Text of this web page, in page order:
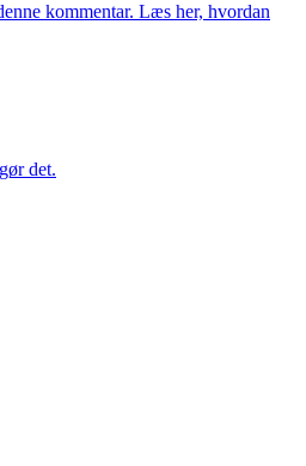
kommentar. Læs her, hvordan
det.